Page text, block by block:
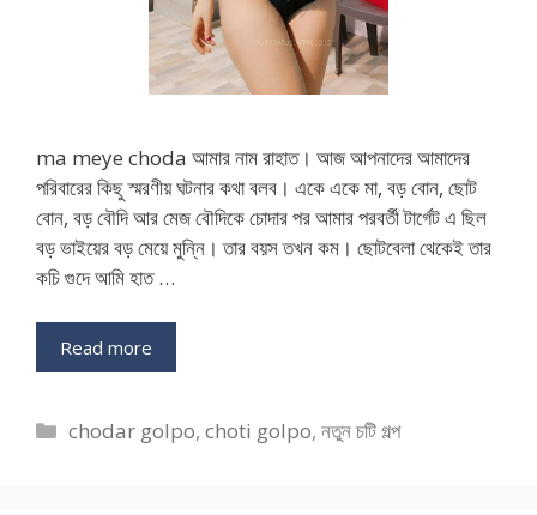
ma meye choda আমার নাম রাহাত। আজ আপনাদের আমাদের
পরিবারের কিছু স্মরণীয় ঘটনার কথা বলব। একে একে মা, বড় বোন, ছোট
বোন, বড় বৌদি আর মেজ বৌদিকে চোদার পর আমার পরবর্তী টার্গেট এ ছিল
বড় ভাইয়ের বড় মেয়ে মুন্নি। তার বয়স তখন কম। ছোটবেলা থেকেই তার
কচি গুদে আমি হাত …
Read more
Categories
chodar golpo,choti golpo,নতুন চটি গল্প